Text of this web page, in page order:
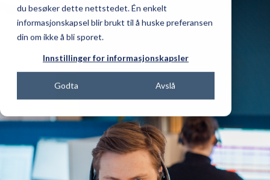
du besøker dette nettstedet. Én enkelt
informasjonskapsel blir brukt til å huske preferansen
din om ikke å bli sporet.
Innstillinger for informasjonskapsler
Godta Avslå